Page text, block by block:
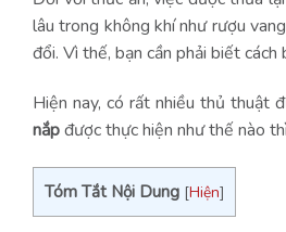
lâu trong không khí như rượu
đổi. Vì thế, bạn cần phải biết
Hiện nay, có rất nhiều thủ thuật
nắpđược thực hiện như thế nào
Tóm Tắt Nội Dung [Hiện]